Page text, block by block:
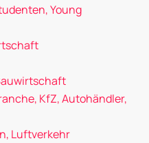
Young
KfZ, Autohändler,
Luftverkehr